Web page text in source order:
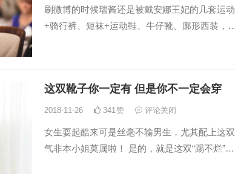
刷微博的时候瑞酱还是被戴安娜王妃的几套运
+骑行裤、短袜+运动鞋、牛仔靴、廓形西装，…
这双靴子你一定有 但是你不一定会穿
2018-11-26 341 赞 评论关闭
女生耍起酷来可是丝毫不输男生，尤其配上这
气非本小姐莫属啦！ 是的，就是这双“踢不烂”…